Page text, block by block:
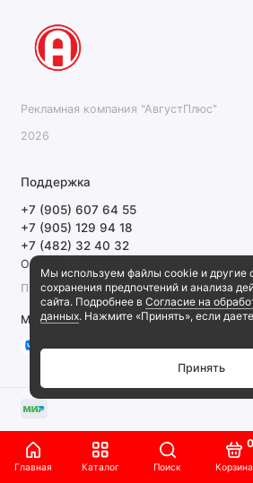
Главная Каталог Поиск Корзина
0
Мы используем файлы cookie и другие
сохранения предпочтений и анализа
сайта. Подробнее в Согласие на
данных. Нажмите «Принять», если
Принять
Рекламная компания "АвгустПлюс"
2026
Поддержка
+7 (905) 607 64 55
+7 (905) 129 94 18
+7 (482) 32 40 32
Обратный звонок
ПН-ПТ 9:00-18:00 СБ, ВС выходной
Мы в сети